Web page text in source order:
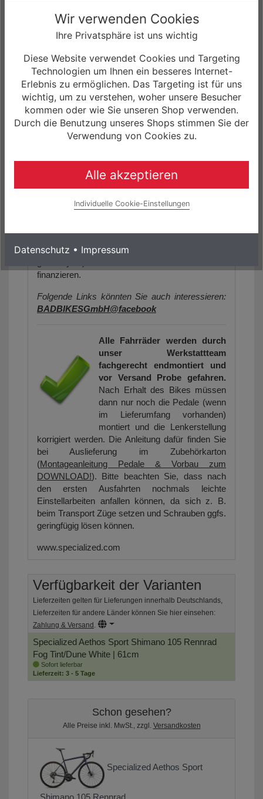
(28") 49cm, 52cm, 54cm, 56cm, 58cm, 61cm
(1) Blue Onyx/Metallic Obsidian
(2) Fog Tint/Dune White
Die Artikelbilder dienen zur Information
(Abweichungen zur Artikelbeschreibung sind
möglich, da sich der Hersteller das Recht
angegebenen Spezifikationen. Weitere Details
finden Sie auch auf der Herstellerseite.
Unser Angebot für Sie!- DasSpecialized
Sie bei uns im Shop (www.rockmachine-
finanzieren.
Folgende Links könnten Sie auch interessieren:
BADBIKESGmbH@facebook
Alle Fahrräder werden durch
unser Werkstattteam
fachgerecht endmontiert und
vor Versand Probe gefahren.
Nach Erhalt des Bikes müssen
dann nur noch die Pedale (wenn
im Lieferumfang vorhanden)
montiert und die Lenkerstellung
korrigiert werden. Die Anleitung dafür finden Sie
bei Auslieferung im Zubehörkarton
(Montageanleitung Pedale & Vorbau zum
DOWNLOAD!). Bitte beachten Sie, dass nach
den ersten Ausfahrten nochmals leichte
Einstellarbeiten anfallen können, da sich z. B.
beim Transport Züge setzen und Schrauben ggfs.
geringfügig lösen können.
www.specialized.com
Verfügbarkeit der Varianten
Lieferzeiten gelten für Lieferungen innerhalb Deutschlands,
Lieferzeiten für andere Länder können Sie hier einsehen:
Zahlung & Versand .
Specialized Aethos Sport Shimano 105 Rennrad
Fog Tint/Dune White | 61cm
Sofort lieferbar
Lieferzeit: 3 - 5 Tage
Schon gesehen?
Alle Preise inkl. MwSt., zzgl. Versandkosten
Specialized Aethos Sport
Shimano 105 Rennrad
Wir verwenden Cookies
Ihre Privatsphäre ist uns wichtig
Diese Website verwendet Cookies und Targeting
Technologien um Ihnen ein besseres Internet-
Erlebnis zu ermöglichen. Das Targeting ist für uns
wichtig, um zu verstehen, woher unsere Besucher
kommen oder wie Sie unseren Shop verwenden.
Durch die Benutzung unseres Shops stimmen Sie der
Verwendung von Cookies zu.
Alle akzeptieren
Individuelle Cookie-Einstellungen
Datenschutz • Impressum